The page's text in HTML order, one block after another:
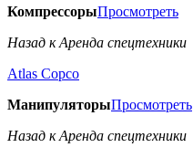
КомпрессорыПросмотреть
Назад к Аренда спецтехники
Аtlas Copco
МанипуляторыПросмотреть
Назад к Аренда спецтехники